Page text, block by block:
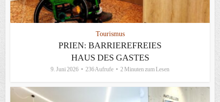
Tourismus
PRIEN: BARRIEREFREIES
HAUS DES GASTES
9. Juni 2026 236 Aufrufe 2 Minuten zum Lesen